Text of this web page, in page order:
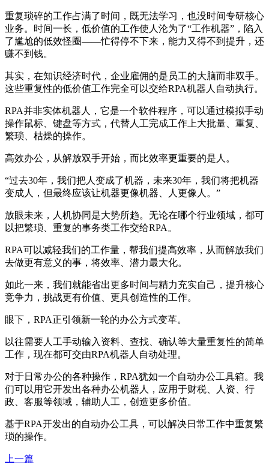
重复琐碎的工作占满了时间，既无法学习，也没时间专研核心
业务。时间一长，低价值的工作使人沦为了“工作机器”，陷入
了尴尬的低效怪圈——忙得停不下来，能力又得不到提升，还
赚不到钱。
其实，在知识经济时代，企业雇佣的是员工的大脑而非双手。
这些重复性的低价值工作完全可以交给RPA机器人自动执行。
RPA并非实体机器人，它是一个软件程序，可以通过模拟手动
操作鼠标、键盘等方式，代替人工完成工作上大批量、重复、
繁琐、枯燥的操作。
高效办公，从解放双手开始，而比效率更重要的是人。
“过去30年，我们把人变成了机器，未来30年，我们将把机器
变成人，但最终应该让机器更像机器、人更像人。”
放眼未来，人机协同是大势所趋。无论在哪个行业领域，都可
以把繁琐、重复的事务类工作交给RPA。
RPA可以减轻我们的工作量，帮我们提高效率，从而解放我们
去做更有意义的事，将效率、潜力最大化。
如此一来，我们就能省出更多时间与精力充实自己，提升核心
竞争力，挑战更有价值、更具创造性的工作。
眼下，RPA正引领新一轮的办公方式变革。
以往需要人工手动输入资料、查找、确认等大量重复性的简单
工作，现在都可交由RPA机器人自动处理。
对于日常办公的各种操作，RPA犹如一个自动办公工具箱。我
们可以用它开发出各种办公机器人，应用于财税、人资、行
政、客服等领域，辅助人工，创造更多价值。
基于RPA开发出的自动办公工具，可以解决日常工作中重复繁
琐的操作。
上一篇